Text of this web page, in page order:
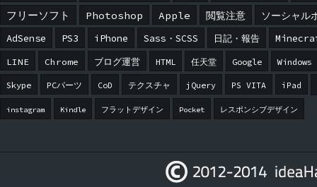
フリーソフト Photoshop Apple 閲覧注意 ソーシャル
AdSense PS3 iPhone Sass・SCSS 日記・報告
LINE Chrome ブログ運営 HTML 任天堂 Google Windows
Skype PCパーツ CoD テクスチャ jQuery PS VITA iPad
instagram Kindle フラットデザイン Pocket レスポンシブデザイン